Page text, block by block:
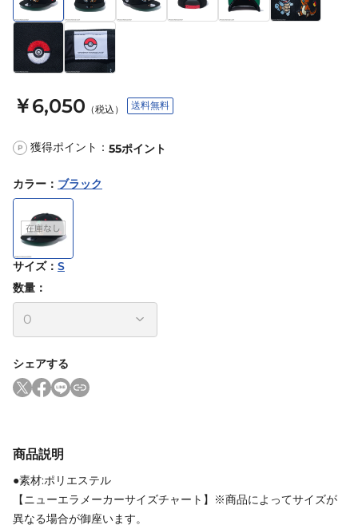
￥6,050 （税込） 送料無料
P 獲得ポイント： 55ポイント
カラー ： ブラック
サイズ： S
数量：
シェアする
商品説明
●素材:ポリエステル
【ニューエラメーカーサイズチャート】※商品によってサイズが
異なる場合が御座います。